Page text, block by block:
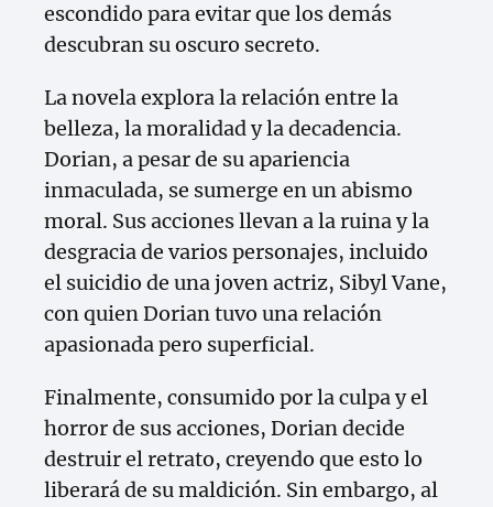
escondido para evitar que los demás
descubran su oscuro secreto.
La novela explora la relación entre la
belleza, la moralidad y la decadencia.
Dorian, a pesar de su apariencia
inmaculada, se sumerge en un abismo
moral. Sus acciones llevan a la ruina y la
desgracia de varios personajes, incluido
el suicidio de una joven actriz, Sibyl Vane,
con quien Dorian tuvo una relación
apasionada pero superficial.
Finalmente, consumido por la culpa y el
horror de sus acciones, Dorian decide
destruir el retrato, creyendo que esto lo
liberará de su maldición. Sin embargo, al